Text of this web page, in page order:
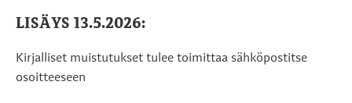
LISÄYS 13.5.2026:
Kirjalliset muistutukset tulee toimittaa sähköpostitse
osoitteeseen